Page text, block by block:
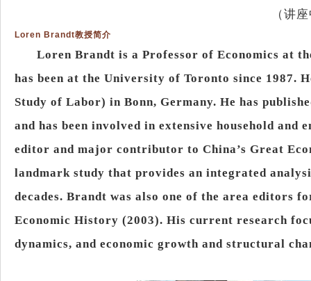
（讲
Loren Brandt教授简介
Loren Brandt is a Professor of Economics at
has been at the University of Toronto since 1987.
Study of Labor) in Bonn, Germany. He has
and has been involved in extensive household
editor and major contributor to China’s Great
landmark study that provides an integrated
decades. Brandt was also one of the area editors
Economic History (2003). His current research
dynamics, and economic growth and structural